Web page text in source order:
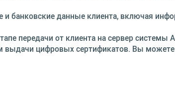
банковские данные клиента, включая
передачи от клиента на сервер системы
выдачи цифровых сертификатов. Вы можете